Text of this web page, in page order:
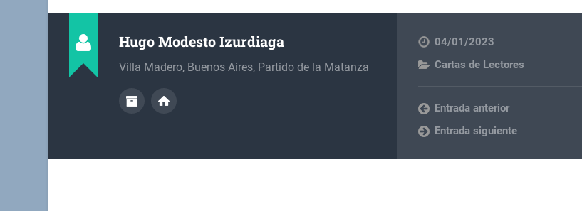
Hugo Modesto Izurdiaga
Villa Madero, Buenos Aires, Partido de la Matanza
04/01/2023
Cartas de Lectores
Entrada anterior
Entrada siguiente